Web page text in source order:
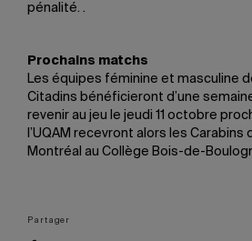
pénalité. .
Prochains matchs
Les équipes féminine et masculine
Citadins bénéficieront d’une
revenir au jeu le jeudi 11 octobre
l’UQAM recevront alors les Carabins
Montréal au Collège Bois-de-
Partager